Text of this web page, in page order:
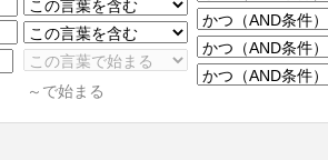
～で始まる